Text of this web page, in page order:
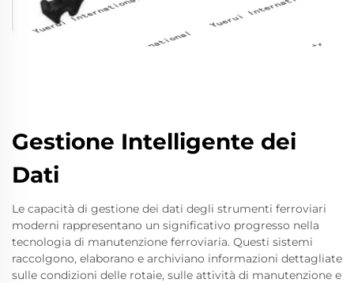
Gestione Intelligente dei
Dati
Le capacità di gestione dei dati degli strumenti ferroviari
moderni rappresentano un significativo progresso nella
tecnologia di manutenzione ferroviaria. Questi sistemi
raccolgono, elaborano e archiviano informazioni dettagliate
sulle condizioni delle rotaie, sulle attività di manutenzione e